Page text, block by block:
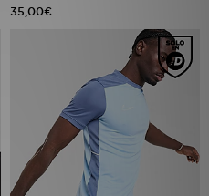
35,00€